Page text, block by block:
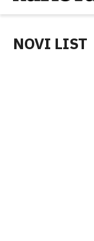
NOVI LIST